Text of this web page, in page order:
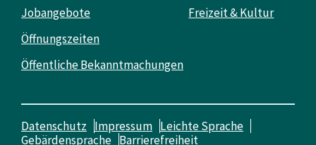
Jobangebote
Öffnungszeiten
Öffentliche Bekanntmachungen
Freizeit & Kultur
Datenschutz Impressum Leichte Sprache
Gebärdensprache Barrierefreiheit